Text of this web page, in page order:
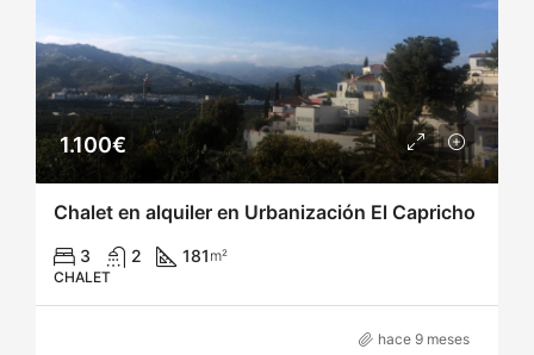
1.100€
Chalet en alquiler en Urbanización El Capricho
3 2 181 m²
CHALET
hace 9 meses